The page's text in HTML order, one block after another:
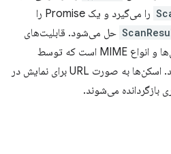
را می‌گیرد و یک Promise را
حل می‌شود. قابلیت‌های
این گزینه محدود به تعداد اسکن‌ها و انواع MIME است که توسط
فراخوانی‌کننده پذیرفته می‌شوند. اسکن‌ها به صورت URL برای نمایش در
بازگردانده می‌شوند.